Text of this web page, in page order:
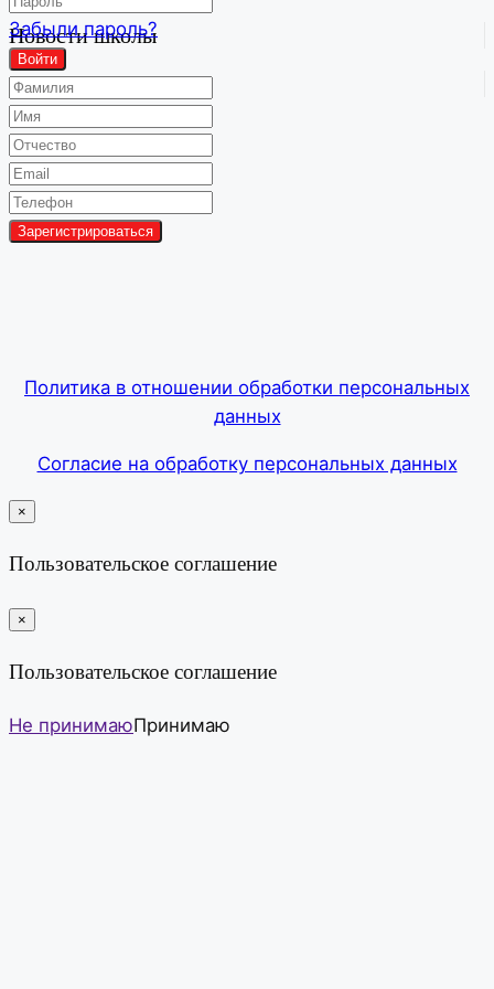
Новости школы
Групповой чат
Забыли пароль?
Войти
Политика в отношении обработки персональных
данных
Согласие на обработку персональных данных
×
закрыть
Пользовательское соглашение
×
закрыть
Пользовательское соглашение
Не принимаюПринимаю